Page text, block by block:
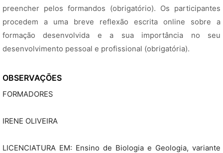
preencher pelos formandos (obrigatório). Os participantes
procedem a uma breve reflexão escrita online sobre a
formação desenvolvida e a sua importância no seu
desenvolvimento pessoal e profissional (obrigatória).
OBSERVAÇÕES
FORMADORES
IRENE OLIVEIRA
LICENCIATURA EM: Ensino de Biologia e Geologia, variante